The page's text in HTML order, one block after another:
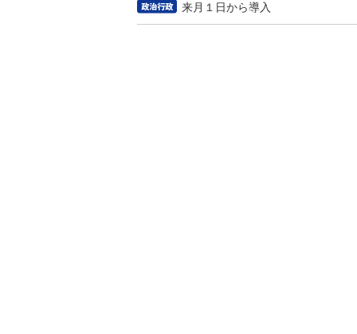
来月１日から導入